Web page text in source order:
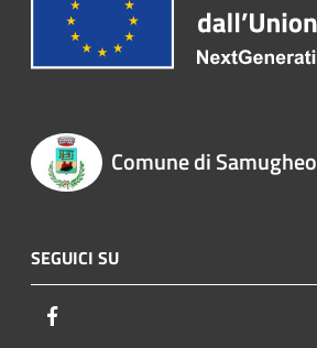
Comune di Samugheo
SEGUICI SU